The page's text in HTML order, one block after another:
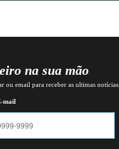
na sua mão
ou email para receber as ultimas notícias.
mail